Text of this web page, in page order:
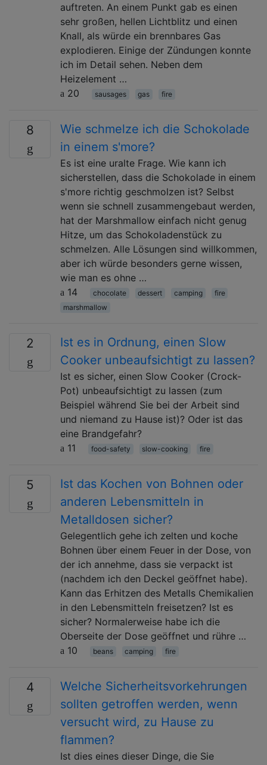
auftreten. An einem Punkt gab es einen
sehr großen, hellen Lichtblitz und einen
Knall, als würde ein brennbares Gas
explodieren. Einige der Zündungen konnte
ich im Detail sehen. Neben dem
Heizelement …
20
sausages gas fire
8
Wie schmelze ich die Schokolade
in einem s'more?
Es ist eine uralte Frage. Wie kann ich
sicherstellen, dass die Schokolade in einem
s'more richtig geschmolzen ist? Selbst
wenn sie schnell zusammengebaut werden,
hat der Marshmallow einfach nicht genug
Hitze, um das Schokoladenstück zu
schmelzen. Alle Lösungen sind willkommen,
aber ich würde besonders gerne wissen,
wie man es ohne …
14
chocolate dessert camping
fire
marshmallow
2
Ist es in Ordnung, einen Slow
Cooker unbeaufsichtigt zu lassen?
Ist es sicher, einen Slow Cooker (Crock-
Pot) unbeaufsichtigt zu lassen (zum
Beispiel während Sie bei der Arbeit sind
und niemand zu Hause ist)? Oder ist das
eine Brandgefahr?
11
food-safety slow-cooking fire
5
Ist das Kochen von Bohnen oder
anderen Lebensmitteln in
Metalldosen sicher?
Gelegentlich gehe ich zelten und koche
Bohnen über einem Feuer in der Dose, von
der ich annehme, dass sie verpackt ist
(nachdem ich den Deckel geöffnet habe).
Kann das Erhitzen des Metalls Chemikalien
in den Lebensmitteln freisetzen? Ist es
sicher? Normalerweise habe ich die
Oberseite der Dose geöffnet und rühre …
10
beans camping fire
4
Welche Sicherheitsvorkehrungen
sollten getroffen werden, wenn
versucht wird, zu Hause zu
flammen?
Ist dies eines dieser Dinge, die Sie